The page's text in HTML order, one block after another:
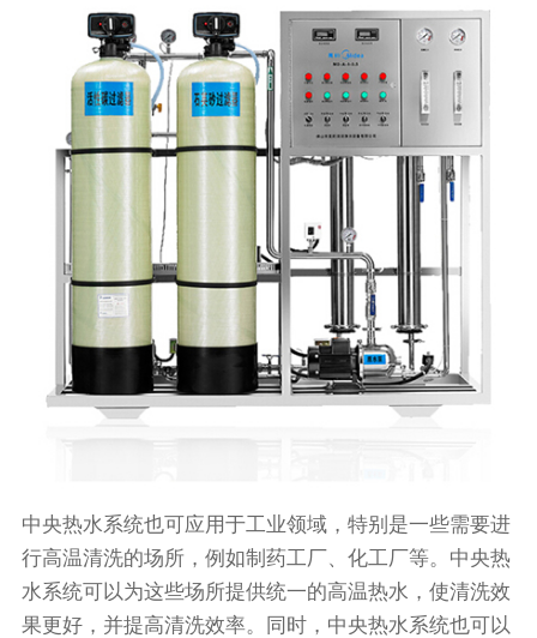
中央热水系统也可应用于工业领域，特别是一些需要进
行高温清洗的场所，例如制药工厂、化工厂等。中央热
水系统可以为这些场所提供统一的高温热水，使清洗效
果更好，并提高清洗效率。同时，中央热水系统也可以